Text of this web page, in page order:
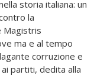
storia italiana: un
la
Magistris
ma e al tempo
corruzione e
partiti, dedita alla